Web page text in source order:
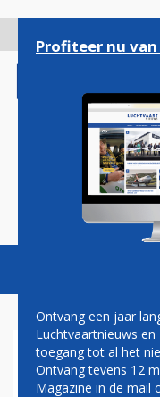
gaan
Magazine
Profiteer nu
Ontvang een jaar
Luchtvaartnieuws
toegang tot al het
Ontvang tevens 12
Magazine in de mail